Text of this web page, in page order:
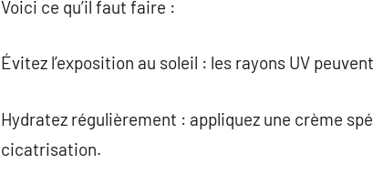
Voici ce qu’il faut faire :
Évitez l’exposition au soleil : les rayons UV
Hydratez régulièrement : appliquez une crème
cicatrisation.